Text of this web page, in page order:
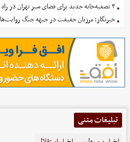
۳ تصفیه‌خانه جدید برای فضای سبز تهران در راه است
خبرنگار؛ مرزبان حقیقت در جبهه جنگ روایت‌ها
تبلیغات متنی